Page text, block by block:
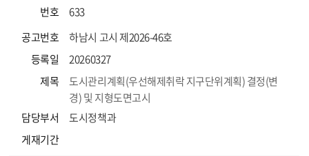
번호
633
공고번호
하남시 고시 제2026-46호
등록일
20260327
제목
도시관리계획(우선해제취락 지구단위계획) 결정(변
경) 및 지형도면고시
담당부서
도시정책과
게재기간